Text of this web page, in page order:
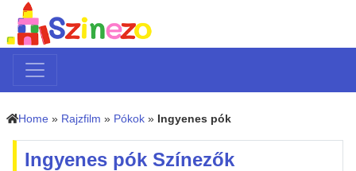
Home » Rajzfilm » Pókok » Ingyenes pók
Ingyenes pók Színezők